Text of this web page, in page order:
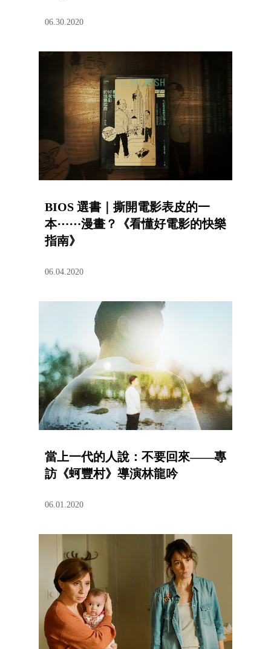
06.30.2020
BIOS 選書｜撕開電影表皮的一
本⋯⋯漫畫？《看懂好電影的快樂
指南》
06.04.2020
當上一代的人說：不要回來——專
訪《蚵豐村》導演林龍吟
06.01.2020